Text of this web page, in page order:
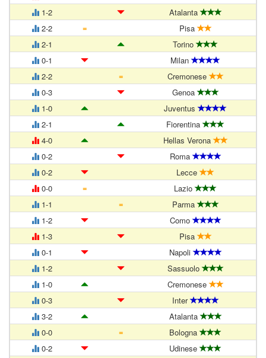
1-2
Atalanta
2-2
=
Pisa
2-1
Torino
0-1
Milan
2-2
=
Cremonese
0-3
Genoa
1-0
Juventus
2-1
Fiorentina
4-0
Hellas Verona
0-2
Roma
0-2
Lecce
0-0
=
Lazio
1-1
=
Parma
1-2
Como
1-3
Pisa
0-1
Napoli
1-2
Sassuolo
1-0
Cremonese
0-3
Inter
3-2
Atalanta
0-0
=
Bologna
0-2
Udinese